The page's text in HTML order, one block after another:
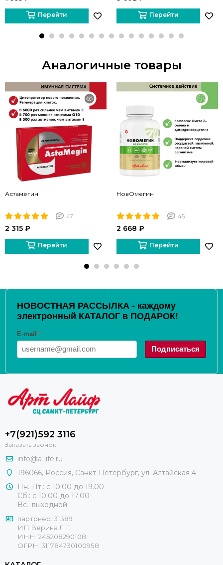
Перейти Перейти
Аналогичные товары
Астамегин
47
2 315 ₽
Перейти
НовОмегин
45
2 668 ₽
Перейти
НОВОСТНАЯ РАССЫЛКА - каждому
электронный КАТАЛОГ в ПОДАРОК!
E-mail *
Подписаться
+7(921)592 3116
Заказать звонок
info@a-life.ru
196066, Россия, Санкт-Петербург, ул. Алтайская 4
Пн.-Пт.: с 10.00 до 19.00
Сб.: с 10.00 до 17.00
Вс.: выходной
партрнер: 31389
ИП Верина Л.Г.
ИНН: 245208290108
ОГРН: 311784730100958